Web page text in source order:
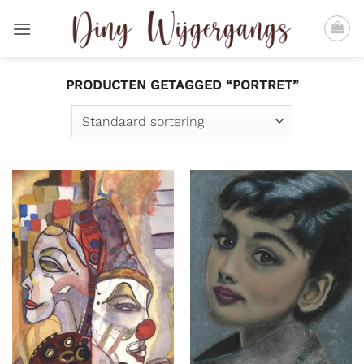
naar
PRODUCTEN GETAGGED “PORTRET”